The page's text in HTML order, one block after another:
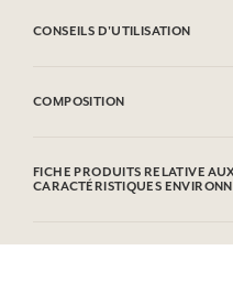
CONSEILS D'UTILISATION
COMPOSITION
Sodium Tallowate, Sodium
(Fragrance), Glycerin, Sodium
FICHE PRODUITS RELATIVE
CARACTÉRISTIQUES
Veuillez consulter les qualités